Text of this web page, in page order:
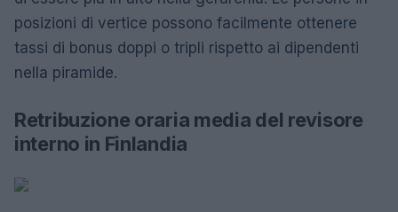
posizioni di vertice possono facilmente ottenere
tassi di bonus doppi o tripli rispetto ai dipendenti
nella piramide.
Retribuzione oraria media del revisore
interno in Finlandia